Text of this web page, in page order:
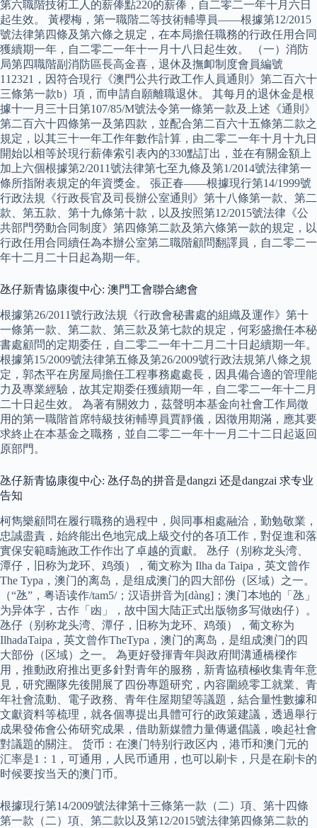
第六職階技術工人的薪俸點220的薪俸，自二零二一年十月六日
起生效。 黃櫻梅，第一職階二等技術輔導員——根據第12/2015
號法律第四條及第六條之規定，在本局擔任職務的行政任用合同
獲續期一年，自二零二一年十一月十八日起生效。 （一）消防
局第四職階副消防區長高金喜，退休及撫卹制度會員編號
112321，因符合現行《澳門公共行政工作人員通則》第二百六十
三條第一款b）項，而申請自願離職退休。 其每月的退休金是根
據十一月三十日第107/85/M號法令第一條第一款及上述《通則》
第二百六十四條第一及第四款，並配合第二百六十五條第二款之
規定，以其三十一年工作年數作計算，由二零二一年十月十九日
開始以相等於現行薪俸索引表內的330點訂出，並在有關金額上
加上六個根據第2/2011號法律第七至九條及第1/2014號法律第一
條所指附表規定的年資獎金。 張正春——根據現行第14/1999號
行政法規《行政長官及司長辦公室通則》第十八條第一款、第二
款、第五款、第十九條第十款，以及按照第12/2015號法律《公
共部門勞動合同制度》第四條第二款及第六條第一款的規定，以
行政任用合同續任為本辦公室第二職階顧問翻譯員，自二零二一
年十二月二十日起為期一年。
氹仔新青協康復中心: 澳門工會聯合總會
根據第26/2011號行政法規《行政會秘書處的組織及運作》第十
一條第一款、第二款、第三款及第七款的規定，何彩盛擔任本秘
書處顧問的定期委任，自二零二一年十二月二十日起續期一年。
根據第15/2009號法律第五條及第26/2009號行政法規第八條之規
定，郭杰平在房屋局擔任工程事務處處長，因具備合適的管理能
力及專業經驗，故其定期委任獲續期一年，自二零二一年十二月
二十日起生效。 為著有關效力，茲聲明本基金向社會工作局徵
用的第一職階首席特級技術輔導員賈靜儀，因徵用期滿，應其要
求終止在本基金之職務，並自二零二一年十一月二十二日起返回
原部門。
氹仔新青協康復中心: 氹仔岛的拼音是dangzi 还是dangzai 求专业
告知
柯雋樂顧問在履行職務的過程中，與同事相處融洽，勤勉敬業，
忠誠盡責，始終能出色地完成上級交付的各項工作，對促進和落
實保安範疇施政工作作出了卓越的貢獻。 氹仔（别称龙头湾、
潭仔，旧称为龙环、鸡颈），葡文称为 Ilha da Taipa，英文曾作
The Typa，澳门的离岛，是组成澳门的四大部份（区域）之一。
（“氹”，粤语读作/tam5/；汉语拼音为[dàng]；澳门本地的「氹」
为异体字，古作「凼」，故中国大陆正式出版物多写做凼仔）。
氹仔（别称龙头湾、潭仔，旧称为龙环、鸡颈），葡文称为
IlhadaTaipa，英文曾作TheTypa，澳门的离岛，是组成澳门的四
大部份（区域）之一。 為更好發揮青年與政府間溝通橋樑作
用，推動政府推出更多針對青年的服務，新青協積極收集青年意
見，研究團隊先後開展了四份專題研究，內容圍繞零工就業、青
年社會流動、電子政務、青年住屋期望等議題，結合量性數據和
文獻資料等梳理，就各個專提出具體可行的政策建議，透過舉行
成果發佈會公佈研究成果，借助新媒體力量傳遞倡議，喚起社會
對議題的關注。 货币：在澳门特别行政区内，港币和澳门元的
汇率是1：1，可通用，人民币通用，也可以刷卡，只是在刷卡的
时候要按当天的澳门币。
根據現行第14/2009號法律第十三條第一款（二）項、第十四條
第一款（二）項、第二款以及第12/2015號法律第四條第二款的